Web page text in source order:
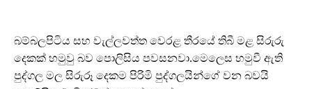
බම්බලපිටිය සහ වැල්ලවත්ත වෙරළ තීරයේ තිබී මළ සිරුරු
දෙකක් හමුවු බව පොලිසිය පවසනවා.මෙලෙස හමුවී ඇති
පුද්ගල මල සිරුරූ දෙකම පිරිමි පුද්ගලයින්ගේ වන බවයි